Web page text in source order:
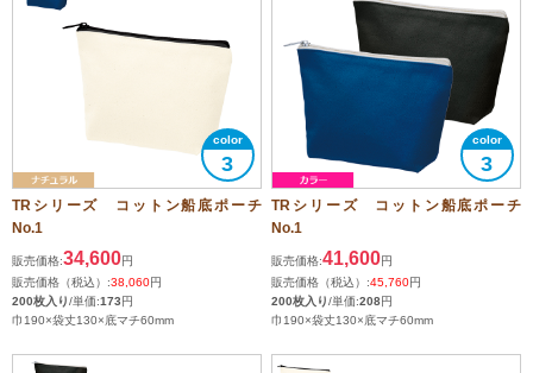
3
TRシリーズ コットン船底ポーチ
No.1
販売価格:34,600円
販売価格（税込）:38,060円
200枚入り/単価:173円
巾190×袋丈130×底マチ60mm
3
TRシリーズ コットン船底ポーチ
No.1
販売価格:41,600円
販売価格（税込）:45,760円
200枚入り/単価:208円
巾190×袋丈130×底マチ60mm